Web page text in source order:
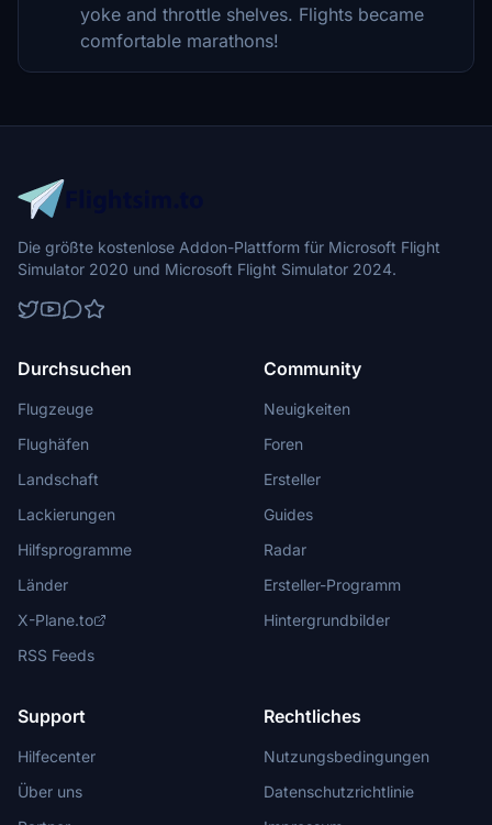
yoke and throttle shelves. Flights became
comfortable marathons!
Die größte kostenlose Addon-Plattform für Microsoft Flight
Simulator 2020 und Microsoft Flight Simulator 2024.
Durchsuchen
Flugzeuge
Flughäfen
Landschaft
Lackierungen
Hilfsprogramme
Länder
X-Plane.to
RSS Feeds
Community
Neuigkeiten
Foren
Ersteller
Guides
Radar
Ersteller-Programm
Hintergrundbilder
Support
Hilfecenter
Über uns
Rechtliches
Nutzungsbedingungen
Datenschutzrichtlinie